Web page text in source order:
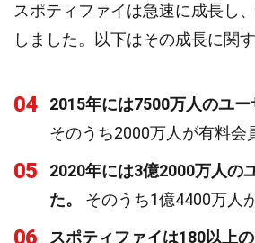
スポティファイは急速に成長し
しました。以下はその成長に関
04
2015年には7500万人のユー
そのうち2000万人が有料会
05
2020年には3億2000万人の
た。
そのうち1億4400万人
06
スポティファイは180以上